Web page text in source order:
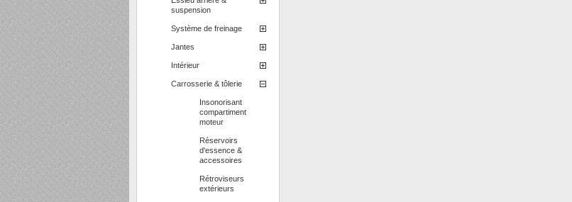
suspension
Système de freinage
Jantes
Intérieur
Carrosserie & tôlerie
Insonorisant
compartiment
moteur
Réservoirs
d'essence &
accessoires
Rétroviseurs
extérieurs